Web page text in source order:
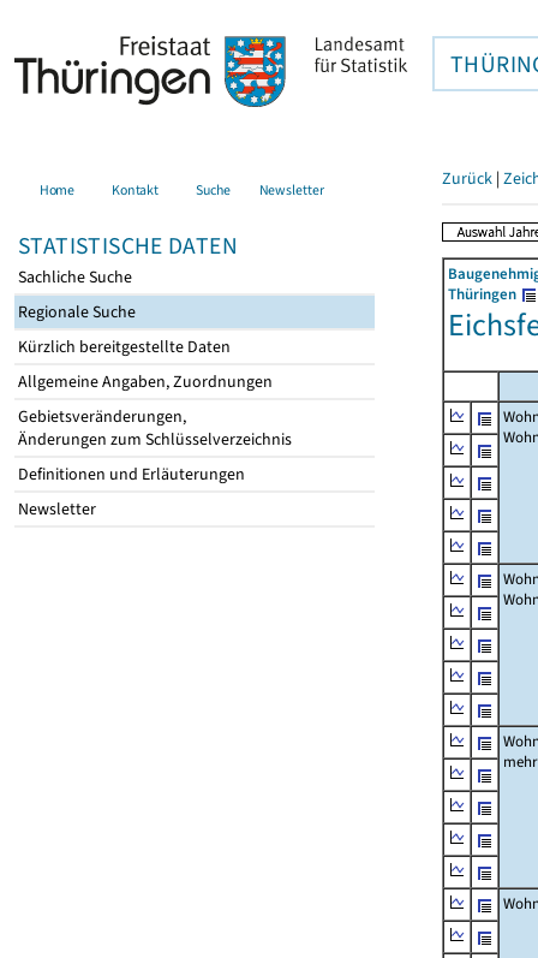
Home Kontakt Suche Newsletter
STATISTISCHE DATEN
Sachliche Suche
Regionale Suche
Kürzlich bereitgestellte Daten
Allgemeine Angaben, Zuordnungen
Gebietsveränderungen,
Änderungen zum Schlüsselverzeichnis
Definitionen und Erläuterungen
Newsletter
Zurück |
Thüringen